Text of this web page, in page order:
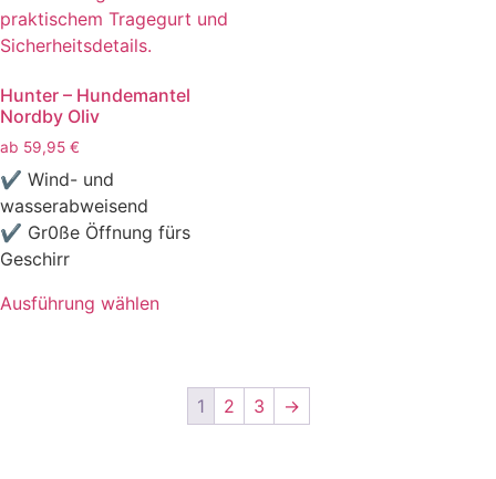
Hunter – Hundemantel
Nordby Oliv
ab 59,95 €
✔ Wind- und
wasserabweisend
✔ Gr0ße Öffnung fürs
Geschirr
Ausführung wählen
1 2 3 →